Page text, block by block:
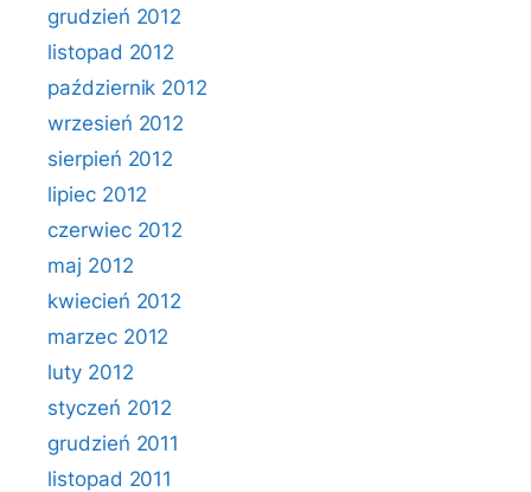
grudzień 2012
listopad 2012
październik 2012
wrzesień 2012
sierpień 2012
lipiec 2012
czerwiec 2012
maj 2012
kwiecień 2012
marzec 2012
luty 2012
styczeń 2012
grudzień 2011
listopad 2011